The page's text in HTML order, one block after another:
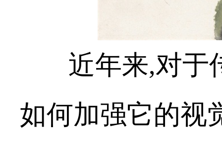
近年来,对于
如何加强它的视